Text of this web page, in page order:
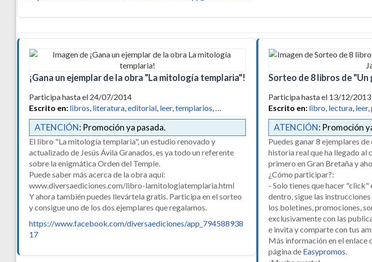
¡Gana un ejemplar de la obra "La mitología templaria"!
Participa hasta el 24/07/2014
Escrito en: libros, literatura,editorial, leer,templarios, …
ATENCIÓN: Promoción ya pasada.
El libro "La mitología templaria", un estudio renovado y
actualizado de Jesús Ávila Granados, es ya todo un referente
sobre la enigmática Orden del Temple.
Puede saber más acerca de la obra aquí:
www.diversaediciones.com/libro-lamitologiatemplaria.html
Y ahora también puedes llevártela gratis. Participa en el sorteo
y consigue uno de los dos ejemplares que regalamos.
https://www.facebook.com/diversaediciones/app_794588938
17
Sorteo de 8 libros de "Un
Participa hasta el 13/12/2013
Escrito en: libro, lectura, leer,
ATENCIÓN: Promoción
Puedes ganar 8 ejemplares
historia real que ha llegado al
primero en Gran Bretaña y
¿Cómo participar?:
- Solo tienes que hacer
dentro, sigue las
los boletines, promociones,
exclusivamente con las
e invita y comparte con tus
Más información en el enlace
página de Easypromos.